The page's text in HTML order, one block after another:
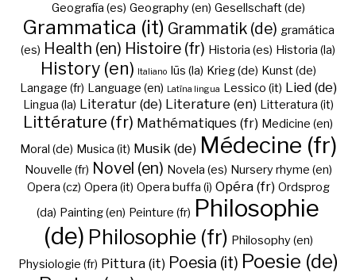
Geografía (es) Geography (en) Gesellschaft (de)
Grammatica (it) Grammatik (de) gramática
(es) Health (en) Histoire (fr) Historia (es) Historia (la)
History (en) Italiano Iūs (la) Krieg (de) Kunst (de)
Langage (fr) Language (en) Latīna lingua Lessico (it) Lied (de)
Lingua (la) Literatur (de) Literature (en) Litteratura (it)
Littérature (fr) Mathématiques (fr) Medicine (en)
Moral (de) Musica (it) Musik (de) Médecine (fr)
Nouvelle (fr) Novel (en) Novela (es) Nursery rhyme (en)
Opera (cz) Opera (it) Opera buffa (i) Opéra (fr) Ordsprog
(da) Painting (en) Peinture (fr) Philosophie
(de) Philosophie (fr) Philosophy (en)
Physiologie (fr) Pittura (it) Poesia (it) Poesie (de)